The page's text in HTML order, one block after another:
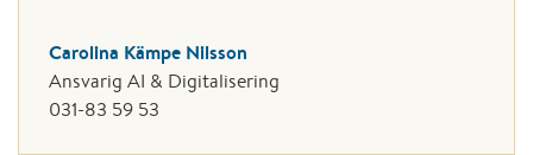
Carolina Kämpe Nilsson
Ansvarig AI & Digitalisering
031-83 59 53